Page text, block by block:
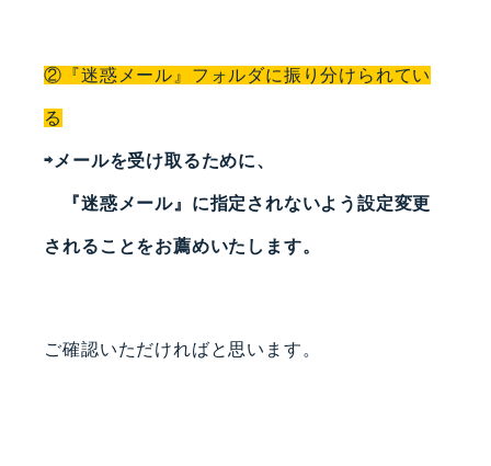
②『迷惑メール』フォルダに振り分けられてい
る
⇨メールを受け取るために、
『迷惑メール』に指定されないよう設定変更
されることをお薦めいたします。
ご確認いただければと思います。